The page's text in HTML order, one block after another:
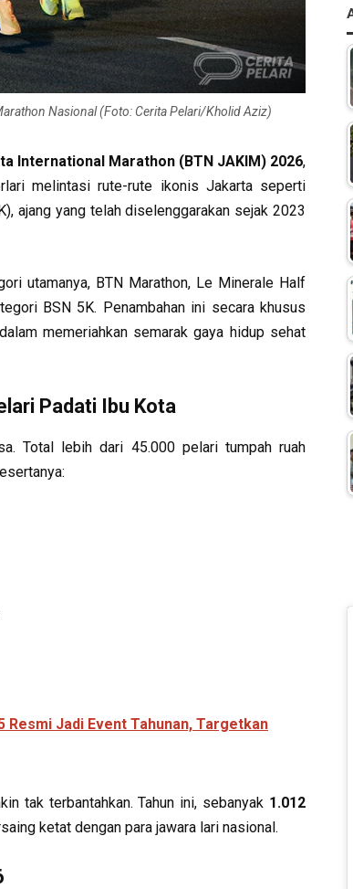
Nasional (Foto: Cerita Pelari/Kholid Aziz)
International Marathon (BTN JAKIM) 2026,
melintasi rute-rute ikonis Jakarta seperti
ajang yang telah diselenggarakan sejak 2023
utamanya, BTN Marathon, Le Minerale Half
BSN 5K. Penambahan ini secara khusus
memeriahkan semarak gaya hidup sehat
Padati Ibu Kota
Total lebih dari 45.000 pelari tumpah ruah
Jadi Event Tahunan, Targetkan
tak terbantahkan. Tahun ini, sebanyak 1.012
ketat dengan para jawara lari nasional.